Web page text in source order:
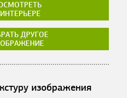
ДРУГОЕ
изображения